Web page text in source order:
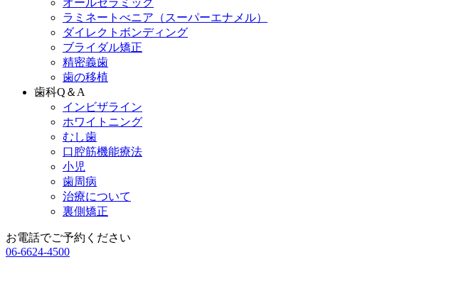
オールセラミック
ラミネートべニア （スーパーエナメル）
ダイレクトボンディング
ブライダル矯正
精密義歯
歯の移植
歯科Q＆A
インビザライン
ホワイトニング
むし歯
口腔筋機能療法
小児
歯周病
治療について
裏側矯正
お電話でご予約ください
06-6624-4500